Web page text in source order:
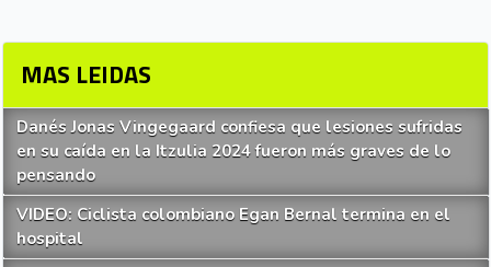
MAS LEIDAS
Danés Jonas Vingegaard confiesa que lesiones sufridas
en su caída en la Itzulia 2024 fueron más graves de lo
pensando
VIDEO: Ciclista colombiano Egan Bernal termina en el
hospital